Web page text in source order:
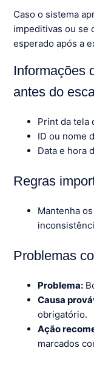
Caso o sistema
impeditivas ou se
esperado após a
Informações
antes do
Print da tela
ID ou nome
Data e hora
Regras
Mantenha
Problemas
Problema:
Causa
obrigatório.
Ação
marcados